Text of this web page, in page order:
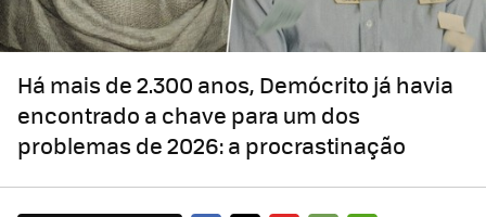
Há mais de 2.300 anos, Demócrito já havia
encontrado a chave para um dos
problemas de 2026: a procrastinação